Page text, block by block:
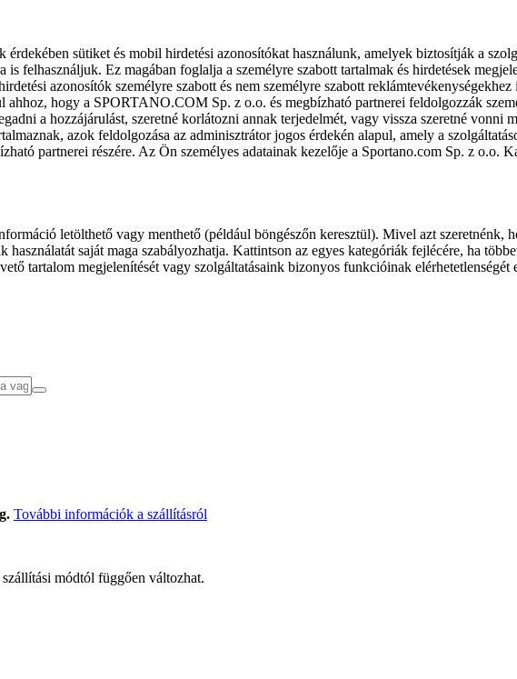
sütiket és mobil hirdetési azonosítókat használunk, amelyek biztosítják a
is felhasználjuk. Ez magában foglalja a személyre szabott tartalmak és hirdetések
azonosítók személyre szabott és nem személyre szabott
hogy a SPORTANO.COM Sp. z o.o. és megbízható partnerei feldolgozzák
a hozzájárulást, szeretné korlátozni annak terjedelmét, vagy vissza szeretné vonni
azok feldolgozása az adminisztrátor jogos érdekén alapul, amely a
partnerei részére. Az Ön személyes adatainak kezelője a Sportano.com Sp. z o.o.
letölthető vagy menthető (például böngészőn keresztül). Mivel azt szeretnénk,
saját maga szabályozhatja. Kattintson az egyes kategóriák fejlécére, ha
tartalom megjelenítését vagy szolgáltatásaink bizonyos funkcióinak elérhetetlenségét
További információk a szállításról
módtól függően változhat.